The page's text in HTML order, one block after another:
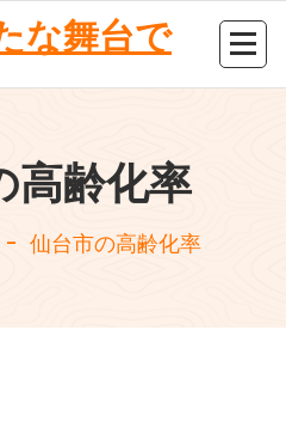
な舞台で
高齢化率
仙台市の高齢化率